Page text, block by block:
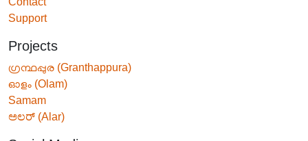
Support
Projects
ഗ്രന്ഥപ്പുര (Granthappura)
ഓളം (Olam)
Samam
ಅಲರ್ (Alar)